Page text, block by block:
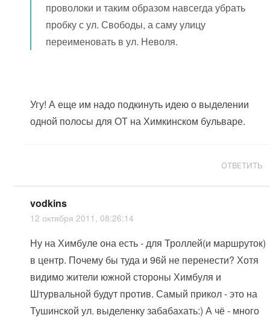
проволоки и таким образом навсегда убрать
пробку с ул. Свободы, а саму улицу
переименовать в ул. Неволя.
Угу! А еще им надо подкинуть идею о выделении
одной полосы для ОТ на Химкинском бульваре.
ОТВЕТИТЬ
vodkins
12 октября 2011, 08:26:14
Ну на Химбуле она есть - для Троллей(и маршруток)
в центр. Почему бы туда и 96й не перенести? Хотя
видимо жители южной стороны Химбуля и
Штурвальной будут против. Самый прикол - это на
Тушинской ул. выделенку забабахать:) А чё - много